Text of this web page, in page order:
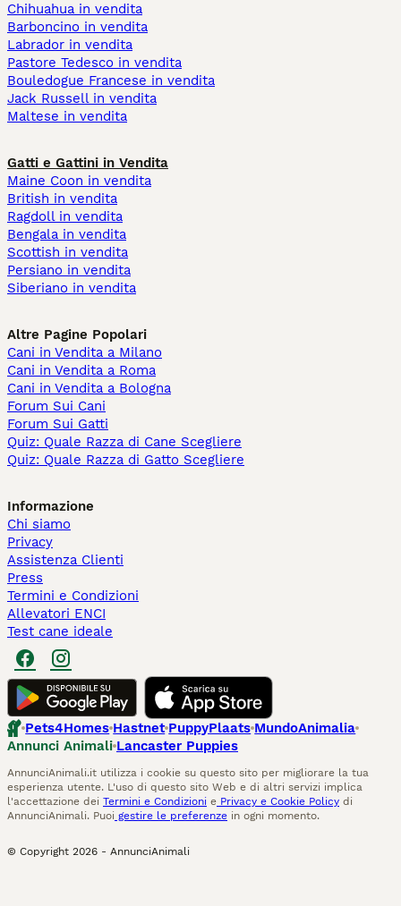
Chihuahua in vendita
Barboncino in vendita
Labrador in vendita
Pastore Tedesco in vendita
Bouledogue Francese in vendita
Jack Russell in vendita
Maltese in vendita
Gatti e Gattini in Vendita
Maine Coon in vendita
British in vendita
Ragdoll in vendita
Bengala in vendita
Scottish in vendita
Persiano in vendita
Siberiano in vendita
Altre Pagine Popolari
Cani in Vendita a Milano
Cani in Vendita a Roma
Cani in Vendita a Bologna
Forum Sui Cani
Forum Sui Gatti
Quiz: Quale Razza di Cane Scegliere
Quiz: Quale Razza di Gatto Scegliere
Informazione
Chi siamo
Privacy
Assistenza Clienti
Press
Termini e Condizioni
Allevatori ENCI
Test cane ideale
Pets4Homes Hastnet PuppyPlaats MundoAnimalia
Annunci Animali Lancaster Puppies
AnnunciAnimali.it utilizza i cookie su questo sito per migliorare la tua
esperienza utente. L'uso di questo sito Web e di altri servizi implica
l'accettazione dei Termini e Condizioni e Privacy e Cookie Policy di
AnnunciAnimali. Puoi gestire le preferenze in ogni momento.
© Copyright 2026 - AnnunciAnimali